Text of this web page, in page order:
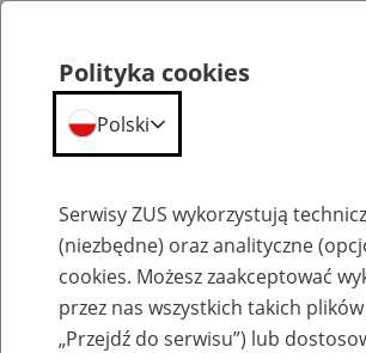
Szkolenia
Polityka cookies
Polski
Serwisy ZUS wykorzystują
(niezbędne) oraz analityczne
cookies. Możesz zaakceptować
przez nas wszystkich takich
„Przejdź do serwisu”) lub